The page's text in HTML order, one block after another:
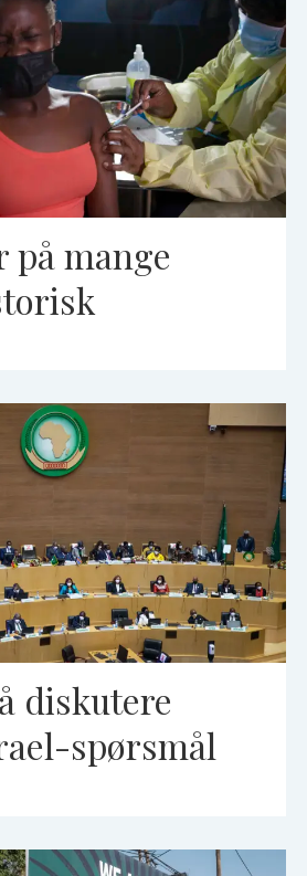
på mange
diskutere
spørsmål